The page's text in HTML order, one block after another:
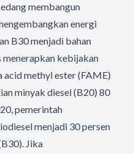
membangun
energi
B30 menjadi bahan
menerapkan kebijakan
acid methyl ester (FAME)
minyak diesel (B20) 80
pemerintah
menjadi 30 persen
Jika